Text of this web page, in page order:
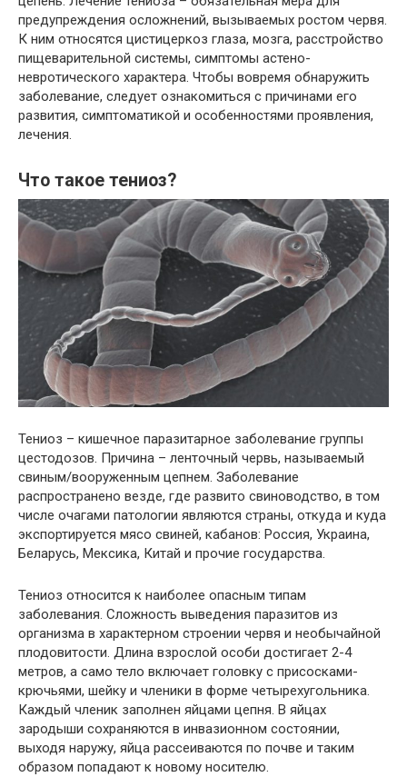
предупреждения осложнений, вызываемых ростом червя.
К ним относятся цистицеркоз глаза, мозга, расстройство
пищеварительной системы, симптомы астено-
невротического характера. Чтобы вовремя обнаружить
заболевание, следует ознакомиться с причинами его
развития, симптоматикой и особенностями проявления,
лечения.
Что такое тениоз?
Тениоз – кишечное паразитарное заболевание группы
цестодозов. Причина – ленточный червь, называемый
свиным/вооруженным цепнем. Заболевание
распространено везде, где развито свиноводство, в том
числе очагами патологии являются страны, откуда и куда
экспортируется мясо свиней, кабанов: Россия, Украина,
Беларусь, Мексика, Китай и прочие государства.
Тениоз относится к наиболее опасным типам
заболевания. Сложность выведения паразитов из
организма в характерном строении червя и необычайной
плодовитости. Длина взрослой особи достигает 2-4
метров, а само тело включает головку с присосками-
крючьями, шейку и членики в форме четырехугольника.
Каждый членик заполнен яйцами цепня. В яйцах
зародыши сохраняются в инвазионном состоянии,
выходя наружу, яйца рассеиваются по почве и таким
образом попадают к новому носителю.